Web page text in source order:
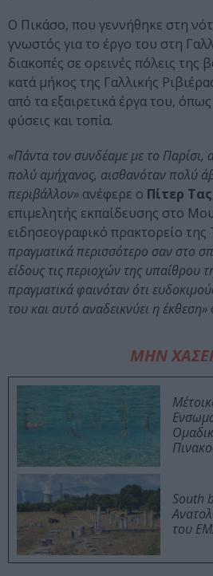
Ο Πικάσο, που γεννήθηκε στη
γνωστός για το έργο του στη
διακοπές σε ορεινές πόλεις της
κατά μήκος της Γαλλικής
από τα εξαιρετικά έργα του,
φύσεις και τοπία.
«Πάντα τον συνδέαμε με το
πολύ αμήχανος, αισθανόταν πολύ
περιβάλλον» ανέφερε ο Πίτερ
επιμελητής εκπαίδευσης στο
ειδησεογραφικό πρακτορείο της
πραγματικά περισσότερο σαν στο
είδους τις περιοχών της υπαίθρου
πραγματικά φαινόταν ότι
του και αυτό αναδεικνύει η έκθεση»
ΜΗΝ
South
του